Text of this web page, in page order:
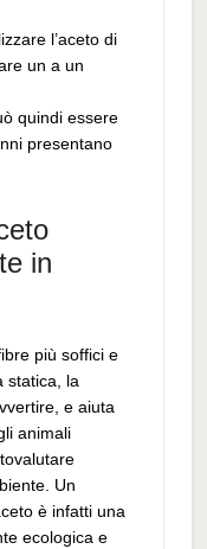
l’aceto di
un a un
quindi essere
presentano
in
più soffici e
statica, la
e aiuta
animali
Un
è infatti una
ecologica e